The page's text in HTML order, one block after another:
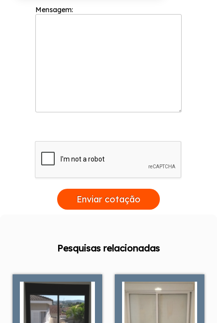
Mensagem:
Enviar cotação
Pesquisas relacionadas